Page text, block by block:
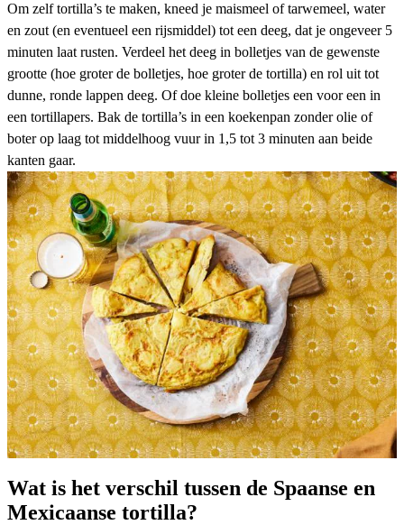
Om zelf tortilla’s te maken, kneed je maismeel of tarwemeel, water
en zout (en eventueel een rijsmiddel) tot een deeg, dat je ongeveer 5
minuten laat rusten. Verdeel het deeg in bolletjes van de gewenste
grootte (hoe groter de bolletjes, hoe groter de tortilla) en rol uit tot
dunne, ronde lappen deeg. Of doe kleine bolletjes een voor een in
een tortillapers. Bak de tortilla’s in een koekenpan zonder olie of
boter op laag tot middelhoog vuur in 1,5 tot 3 minuten aan beide
kanten gaar.
Wat is het verschil tussen de Spaanse en
Mexicaanse tortilla?